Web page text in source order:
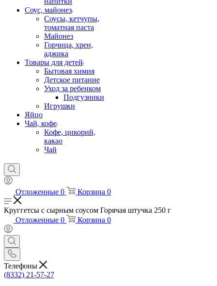
Соус, майонез
Соусы, кетчупы,
томатная паста
Майонез
Горчица, хрен,
аджика
Товары для детей
Бытовая химия
Детское питание
Уход за ребенком
Подгузники
Игрушки
Яйцо
Чай, кофе
Кофе, цикорий,
какао
Чай
Отложенные 0 Корзина 0
Круггетсы с сырным соусом Горячая штучка 250 г
Отложенные 0 Корзина 0
Телефоны
(8332) 21-57-27